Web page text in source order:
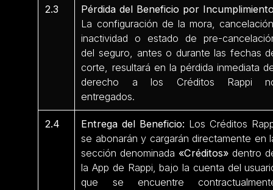
2.3
Pérdida del Beneficio por
La configuración de la mora,
inactividad o estado de pre-
del seguro, antes o durante las fechas
corte, resultará en la pérdida inmediata
derecho a los Créditos Rappi
entregados.
2.4 Entrega del Beneficio: Los Créditos
se abonarán y cargarán directamente en
sección denominada «Créditos» dentro
la App de Rappi, bajo la cuenta del
que se encuentre